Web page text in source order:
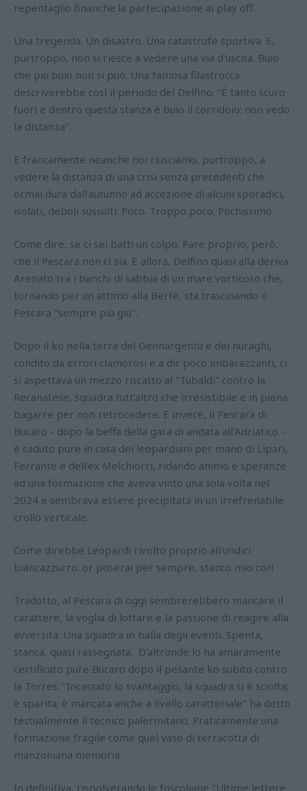
repentaglio finanche la partecipazione ai play off.
Una tregenda. Un disastro. Una catastrofe sportiva. E,
purtroppo, non si riesce a vedere una via d'uscita. Buio
che più buio non si può. Una famosa filastrocca
descriverebbe così il periodo del Delfino: "È tanto scuro
fuori e dentro questa stanza è buio il corridoio: non vedo
la distanza".
E francamente neanche noi riusciamo, purtroppo, a
vedere la distanza di una crisi senza precedenti che
ormai dura dall'autunno ad accezione di alcuni sporadici,
isolati, deboli sussulti. Poco. Troppo poco. Pochissimo.
Come dire, se ci sei batti un colpo. Pare proprio, però,
che il Pescara non ci sia. E allora, Delfino quasi alla deriva.
Arenato tra i banchi di sabbia di un mare vorticoso che,
tornando per un attimo alla Bertè, sta trascinando il
Pescara "sempre più giù".
Dopo il ko nella terra del Gennargentu e dei nuraghi,
condito da errori clamorosi e a dir poco imbarazzanti, ci
si aspettava un mezzo riscatto al "Tubaldi" contro la
Recanatese, squadra tutt'altro che irresistibile e in piena
bagarre per non retrocedere. E invece, il Pescara di
Bucaro - dopo la beffa della gara di andata all'Adriatico -
è caduto pure in casa dei leopardiani per mano di Lipari,
Ferrante e dell'ex Melchiorri, ridando animo e speranze
ad una formazione che aveva vinto una sola volta nel
2024 e sembrava essere precipitata in un irrefrenabile
crollo verticale.
Come direbbe Leopardi rivolto proprio all'undici
biancazzurro: or poserai per sempre, stanco mio cor!
Tradotto, al Pescara di oggi sembrerebbero mancare il
carattere, la voglia di lottare e la passione di reagire alla
avversità. Una squadra in balìa degli eventi. Spenta,
stanca, quasi rassegnata. D'altronde lo ha amaramente
certificato pure Bucaro dopo il pesante ko subito contro
la Torres: "Incassato lo svantaggio, la squadra si è sciolta;
è sparita; è mancata anche a livello caratteriale" ha detto
testualmente il tecnico palermitano. Praticamente una
formazione fragile come quel vaso di terracotta di
manzoniana memoria.
In definitiva, rispolverando le foscoliane "Ultime lettere